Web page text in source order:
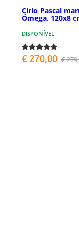
Círio Pascal
Ómega, 120x8
DISPONÍVEL
€ 270,00 €